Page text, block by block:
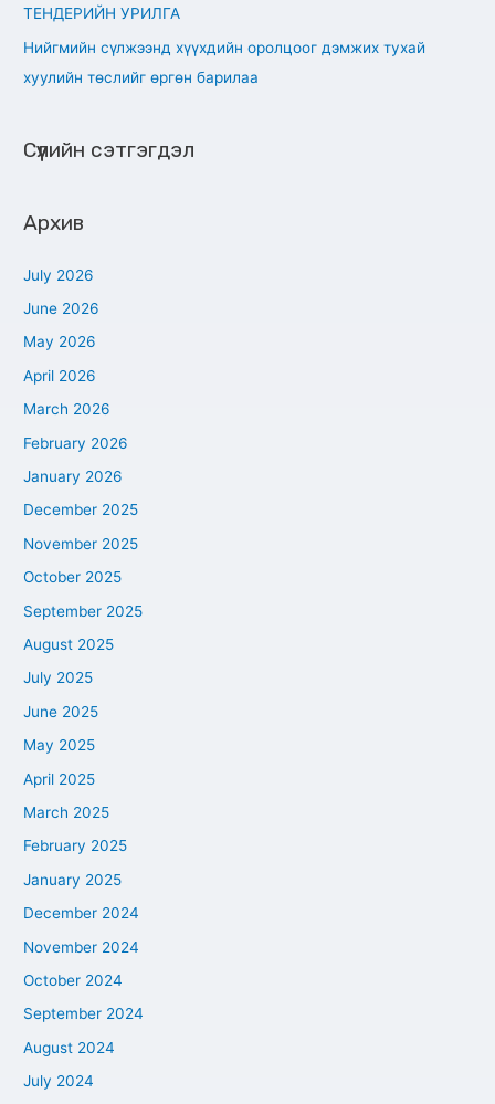
ТЕНДЕРИЙН УРИЛГА
Нийгмийн сүлжээнд хүүхдийн оролцоог дэмжих тухай
хуулийн төслийг өргөн барилаа
Сүүлийн сэтгэгдэл
Архив
July 2026
June 2026
May 2026
April 2026
March 2026
February 2026
January 2026
December 2025
November 2025
October 2025
September 2025
August 2025
July 2025
June 2025
May 2025
April 2025
March 2025
February 2025
January 2025
December 2024
November 2024
October 2024
September 2024
August 2024
July 2024